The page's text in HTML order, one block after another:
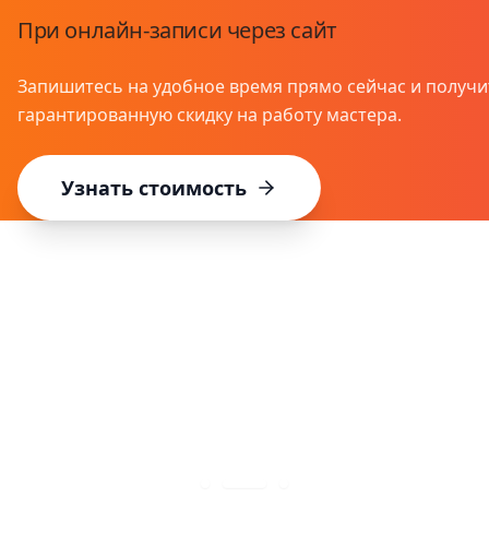
Выгоднее до 30%
Нужно починить разъём и поменять стекло? Сделаем
вторую и третью услуги в чеке.
Узнать подробнее